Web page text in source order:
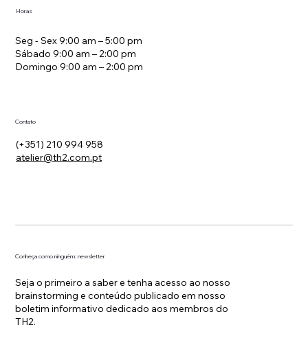
Horas
Seg - Sex 9:00 am – 5:00 pm
Sábado 9:00 am – 2:00 pm
Domingo 9:00 am – 2:00 pm
Contato
(+351) 210 994 958
atelier@th2.com.pt
Conheça como ninguém: newsletter
Seja o primeiro a saber e tenha acesso ao nosso
brainstorming e conteúdo publicado em nosso
boletim informativo dedicado aos membros do
TH2.